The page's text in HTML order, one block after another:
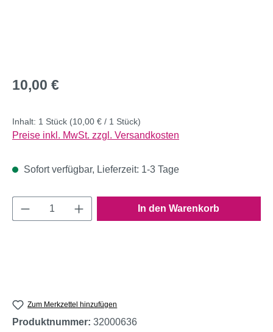
Regulärer Preis:
10,00 €
Inhalt: 1 Stück (10,00 € / 1 Stück)
Preise inkl. MwSt. zzgl. Versandkosten
Sofort verfügbar, Lieferzeit: 1-3 Tage
Produkt Anzahl: Gib den gewünschten
In den Warenkorb
Zum Merkzettel hinzufügen
Produktnummer: 32000636